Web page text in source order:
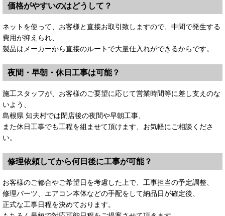
価格がやすいのはどうして？
ネットを使って、お客様と直接お取引致しますので、中間で発生する
費用が抑えられ、
製品はメーカーから直接のルートで大量仕入れができるからです。
夜間・早朝・休日工事は可能？
施工スタッフが、お客様のご要望に応じて営業時間等に差し支えのな
いよう、
島根県 知夫村では閉店後の夜間や早朝工事、
また休日工事でも工程を組ませて頂けます、お気軽にご相談くださ
い。
修理依頼してから何日後に工事が可能？
お客様のご都合やご希望日を考慮した上で、工事担当の予定調整、
修理パーツ、エアコン本体などの手配をして納品日が確定後、
正式な工事日程を決めております。